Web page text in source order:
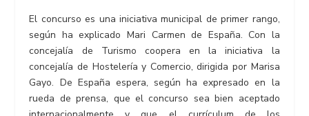
El concurso es una iniciativa municipal de primer rango,
según ha explicado Mari Carmen de España. Con la
concejalía de Turismo coopera en la iniciativa la
concejalía de Hostelería y Comercio, dirigida por Marisa
Gayo. De España espera, según ha expresado en la
rueda de prensa, que el concurso sea bien aceptado